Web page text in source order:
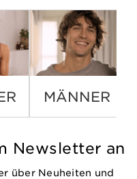
MÄNNER
Newsletter an
über Neuheiten und